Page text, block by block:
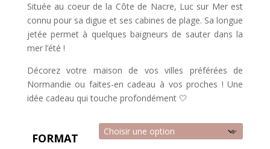
50,00€
Située au coeur de la Côte de Nacre, Luc sur Mer est
connu pour sa digue et ses cabines de plage. Sa longue
jetée permet à quelques baigneurs de sauter dans la
mer l’été !
Décorez votre maison de vos villes préférées de
Normandie ou faites-en cadeau à vos proches ! Une
idée cadeau qui touche profondément 🤍
FORMAT